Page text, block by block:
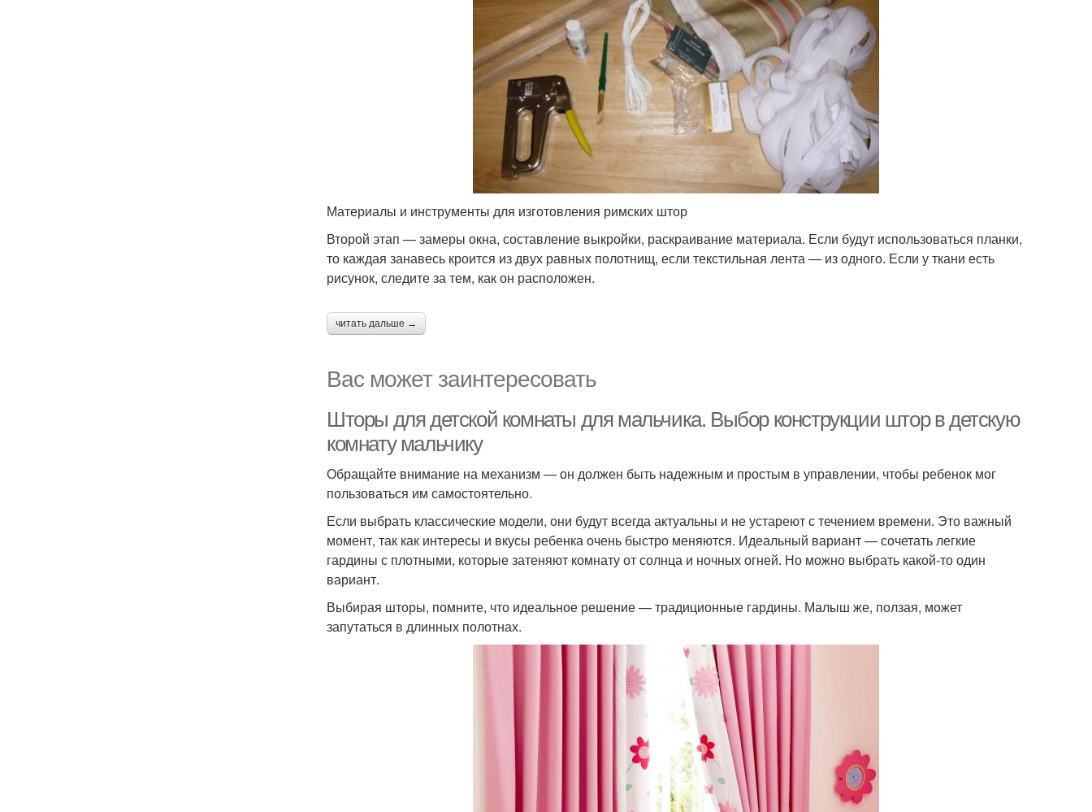
Материалы и инструменты для изготовления римских штор
Второй этап — замеры окна, составление выкройки, раскраивание материала. Если будут использоваться планки,
то каждая занавесь кроится из двух равных полотнищ, если текстильная лента — из одного. Если у ткани есть
рисунок, следите за тем, как он расположен.
читать дальше →
Вас может заинтересовать
Шторы для детской комнаты для мальчика. Выбор конструкции штор в детскую
комнату мальчику
Обращайте внимание на механизм — он должен быть надежным и простым в управлении, чтобы ребенок мог
пользоваться им самостоятельно.
Если выбрать классические модели, они будут всегда актуальны и не устареют с течением времени. Это важный
момент, так как интересы и вкусы ребенка очень быстро меняются. Идеальный вариант — сочетать легкие
гардины с плотными, которые затеняют комнату от солнца и ночных огней. Но можно выбрать какой-то один
вариант.
Выбирая шторы, помните, что идеальное решение — традиционные гардины. Малыш же, ползая, может
запутаться в длинных полотнах.